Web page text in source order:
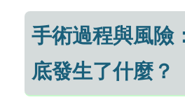
手術過程與風險
底發生了什麼？